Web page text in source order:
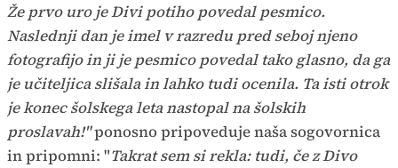
Že prvo uro je Divi potiho povedal pesmico.
Naslednji dan je imel v razredu pred seboj njeno
fotografijo in ji je pesmico povedal tako glasno, da ga
je učiteljica slišala in lahko tudi ocenila. Ta isti otrok
je konec šolskega leta nastopal na šolskih
proslavah!"ponosno pripoveduje naša sogovornica
in pripomni: "Takrat sem si rekla: tudi, če z Divo